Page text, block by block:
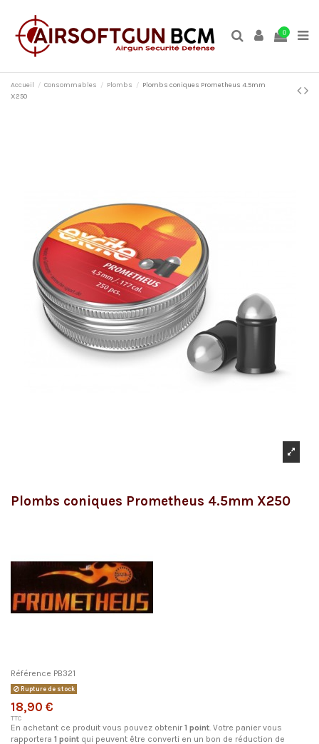
0
Accueil Consommables Plombs
Plombs coniques Prometheus 4.5mm
X250
Plombs coniques Prometheus 4.5mm X250
Référence PB321
Rupture de stock
18,90 €
TTC
En achetant ce produit vous pouvez obtenir 1 point . Votre panier vous
rapportera 1 point qui peuvent être converti en un bon de réduction de